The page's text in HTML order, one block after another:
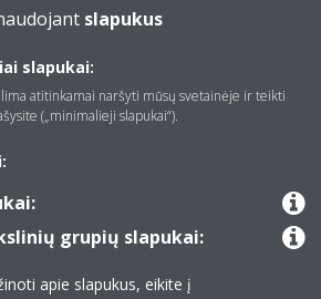
Copyright © Daikin
Įspėjimas dėl slapukų
slapukus
slapukai:
atitinkamai naršyti mūsų svetainėje ir teikti
(„minimalieji slapukai“).
grupių slapukai:
apie slapukus, eikite į